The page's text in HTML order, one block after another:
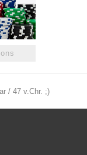
/ 47 v.Chr. ;)